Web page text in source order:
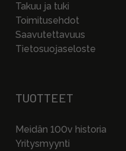
Takuu ja tuki
Toimitusehdot
Saavutettavuus
Tietosuojaseloste
TUOTTEET
Meidän 100v historia
Yritysmyynti